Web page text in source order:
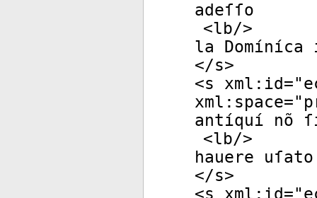
adeſſo
<lb/>
la Domíníca
</s>
<s xml:id="
xml:space="
antíquí nõ
<lb/>
hauere
</s>
<s xml:id="